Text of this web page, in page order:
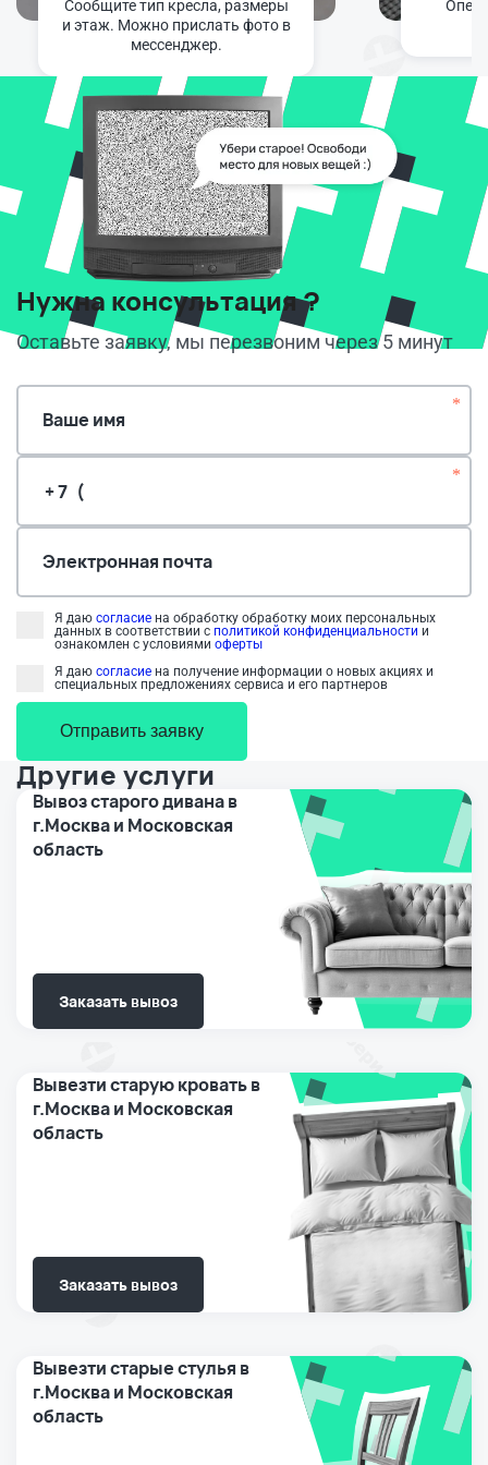
Сообщите тип кресла, размеры
и этаж. Можно прислать фото в
мессенджер.
Нужна консультация ?
Оставьте заявку, мы перезвоним через 5 минут
Ваше имя
*
*
Электронная почта
Я даю согласие на обработку обработку моих персональных
данных в соответствии с политикой конфиденциальности и
ознакомлен с условиями оферты
Я даю согласие на получение информации о новых акциях и
специальных предложениях сервиса и его партнеров
Отправить заявку
Другие услуги
Вывоз старого дивана в
г.Москва и Московская
область
Заказать вывоз
Вывезти старую кровать в
г.Москва и Московская
область
Заказать вывоз
Вывезти старые стулья в
г.Москва и Московская
область